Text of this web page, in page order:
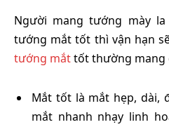
Người mang tướng mày
tướng mắt tốt thì vận hạn
tướng mắttốt thường mang
Mắt tốt là mắt hẹp, dài,
mắt nhanh nhạy linh